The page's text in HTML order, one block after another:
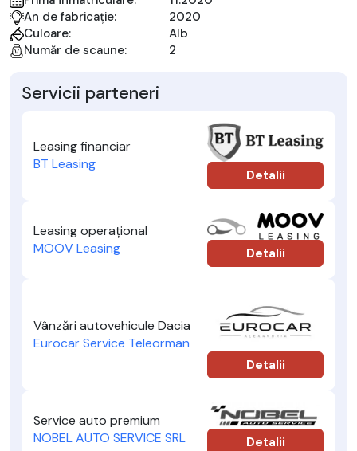
An de fabricație:
2020
Culoare:
Alb
Număr de scaune:
2
Servicii parteneri
Leasing financiar
BT Leasing
Detalii
Leasing operațional
MOOV Leasing
Detalii
Vânzări autovehicule Dacia
Eurocar Service Teleorman
Detalii
Service auto premium
NOBEL AUTO SERVICE SRL
Detalii